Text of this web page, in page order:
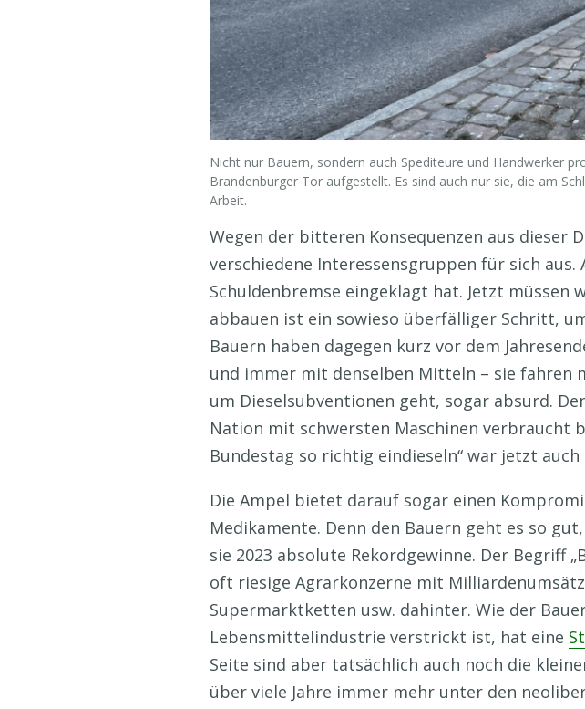
Nicht nur Bauern, sondern auch Spediteure und Handwerker
Brandenburger Tor aufgestellt. Es sind auch nur sie, die am
Arbeit.
Wegen der bitteren Konsequenzen aus dieser
verschiedene Interessensgruppen für sich aus.
Schuldenbremse eingeklagt hat. Jetzt müssen
abbauen ist ein sowieso überfälliger Schritt,
Bauern haben dagegen kurz vor dem
und immer mit denselben Mitteln – sie fahren
um Dieselsubventionen geht, sogar absurd.
Nation mit schwersten Maschinen verbraucht
Bundestag so richtig eindieseln“ war jetzt
Die Ampel bietet darauf sogar einen
Medikamente. Denn den Bauern geht es so
sie 2023 absolute Rekordgewinne. Der Begriff
oft riesige Agrarkonzerne mit
Supermarktketten usw. dahinter. Wie der
Lebensmittelindustrie verstrickt ist, hat eine
Seite sind aber tatsächlich auch noch die
über viele Jahre immer mehr unter den